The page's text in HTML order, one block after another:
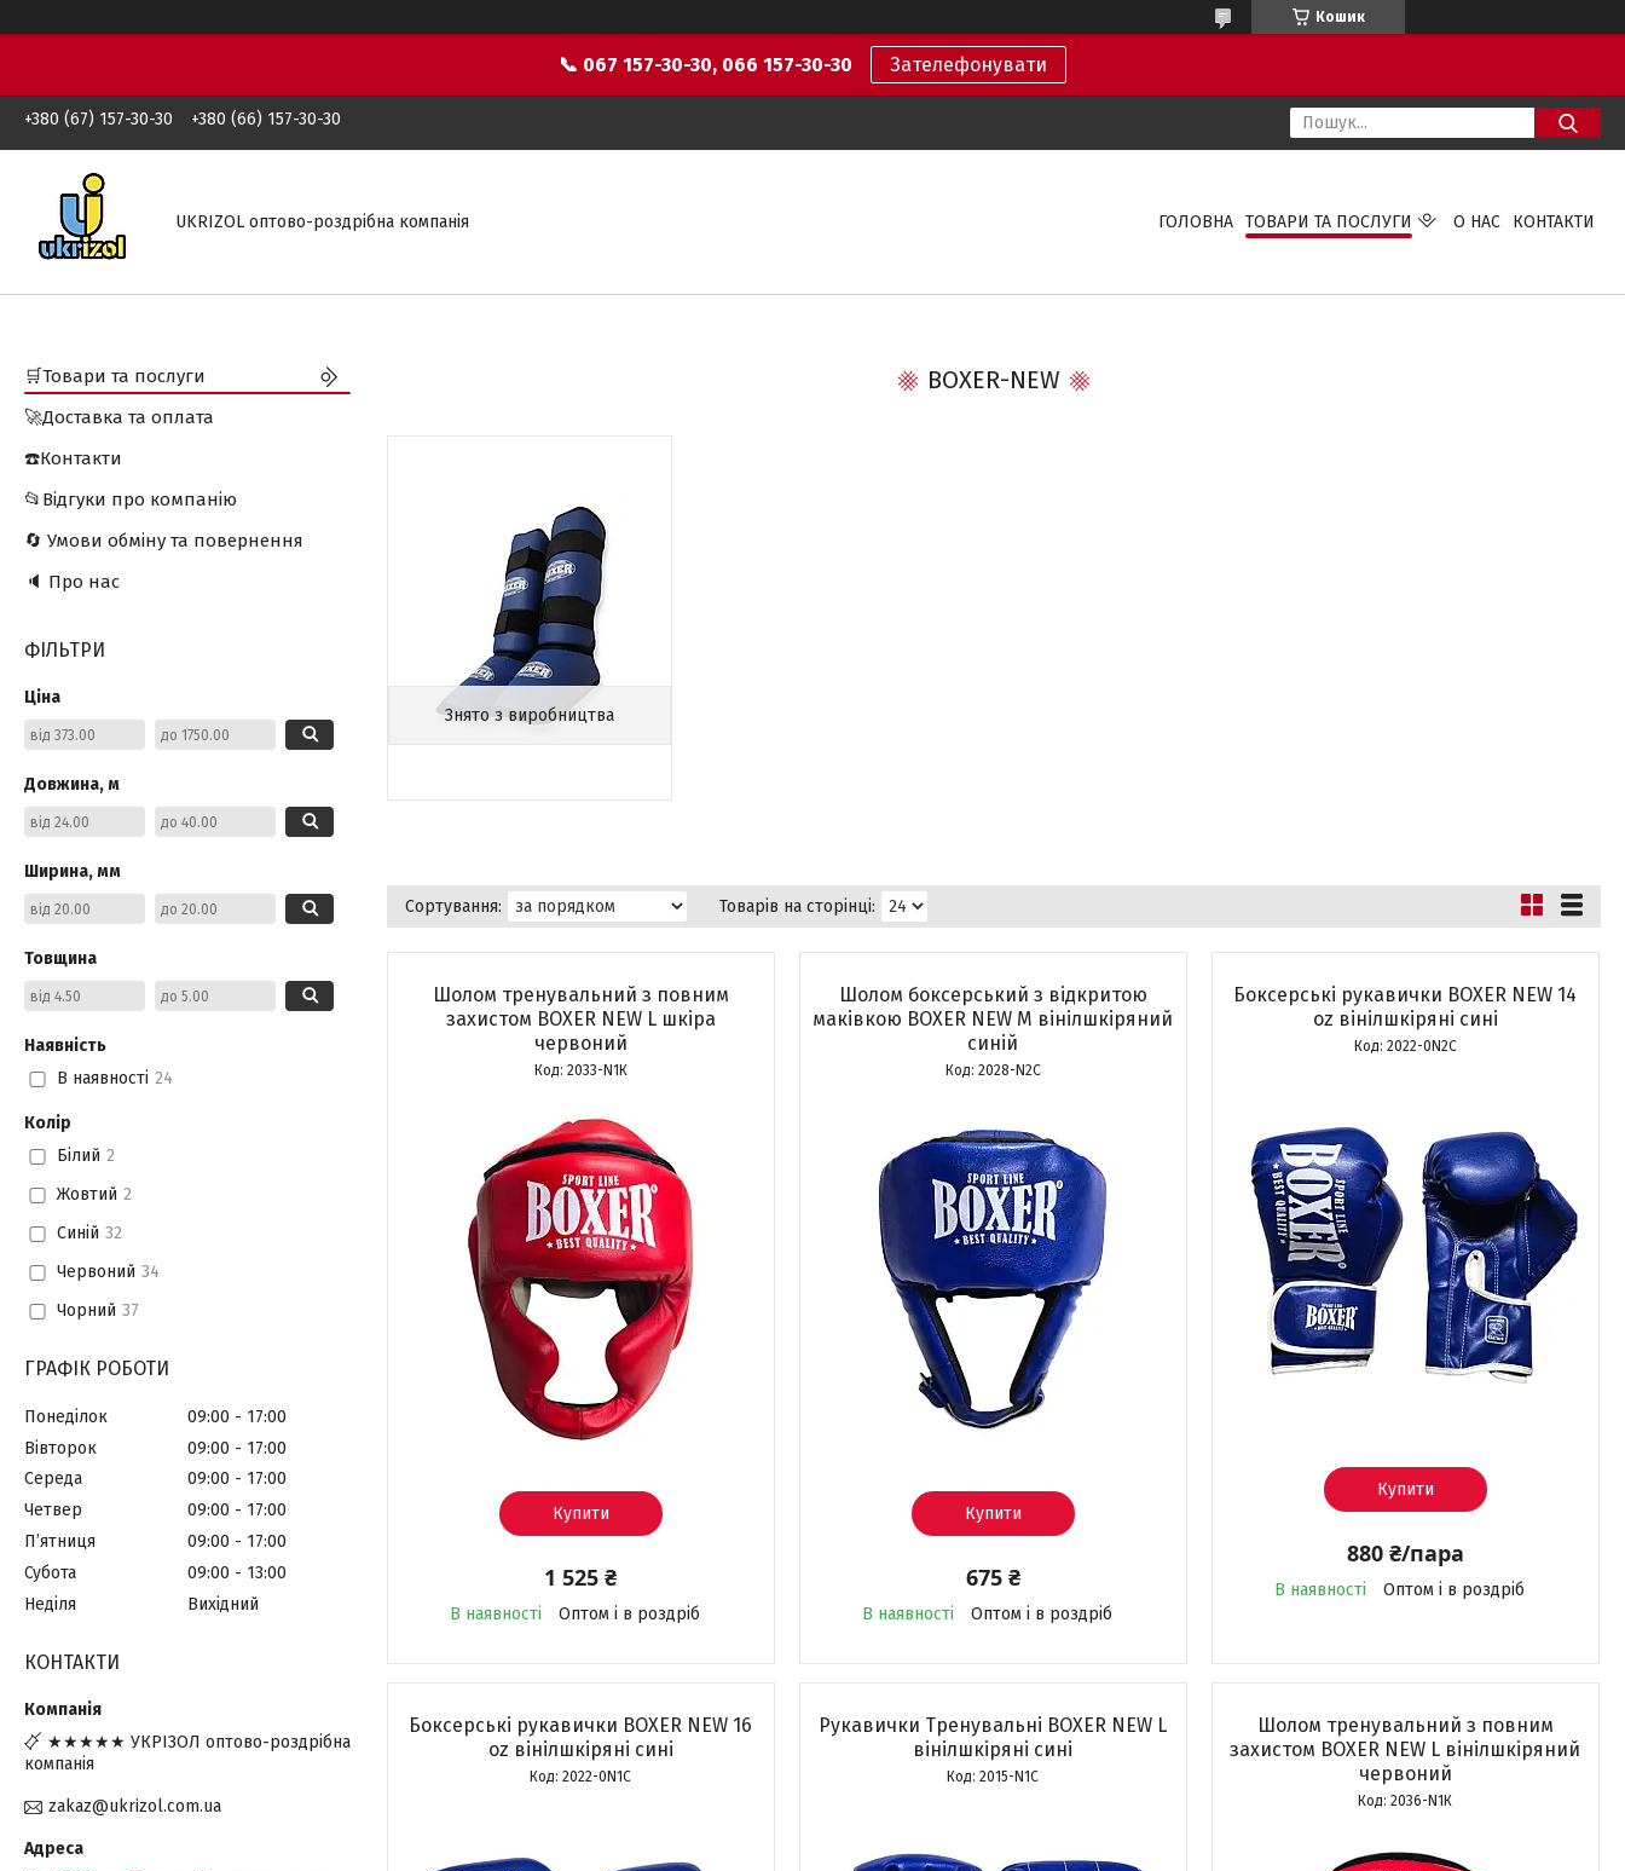
Кошик
📞 067 157-30-30, 066 157-30-30 Зателефонувати
+380 (67) 157-30-30 +380 (66) 157-30-30
UKRIZOL оптово-роздрібна компанія ГОЛОВНА ТОВАРИ ТА ПОСЛУГИ О НАС КОНТАКТИ
BOXER-NEW
Знято з виробництва
Шолом тренувальний з повним
захистом BOXER NEW L шкіра
червоний
2033-N1К
Купити
1 525 ₴
В наявності Оптом і в роздріб
Шолом боксерський з відкритою
маківкою BOXER NEW М вінілшкіряний
синій
2028-N2С
Купити
675 ₴
В наявності Оптом і в роздріб
Боксерські рукавички BOXER NEW 14
оz вінілшкіряні сині
2022-0N2С
Купити
880 ₴/пара
В наявності Оптом і в роздріб
Боксерські рукавички BOXER NEW 16
оz вінілшкіряні сині
2022-0N1С
Рукавички Тренувальні BOXER NEW L
вінілшкіряні сині
2015-N1С
Шолом тренувальний з повним
захистом BOXER NEW L вінілшкіряний
червоний
2036-N1К
🛒Товари та послуги
🚀Доставка та оплата
☎️Контакти
📂Відгуки про компанію
🔄 Умови обміну та повернення
🔈 Про нас
ФІЛЬТРИ
Ціна
Довжина, м
Ширина, мм
Товщина
Наявність
В наявності 24
Колір
Білий 2
Жовтий 2
Синій 32
Червоний 34
Чорний 37
ГРАФІК РОБОТИ
Понеділок 09:00
17:00
Вівторок
09:00
17:00
Середа
09:00
17:00
Четвер
09:00
17:00
Пʼятниця
09:00
17:00
Субота
09:00
13:00
Неділя
Вихідний
КОНТАКТИ
★★★★★ УКРІЗОЛ оптово-роздрібна
компанія
zakaz@ukrizol.com.ua